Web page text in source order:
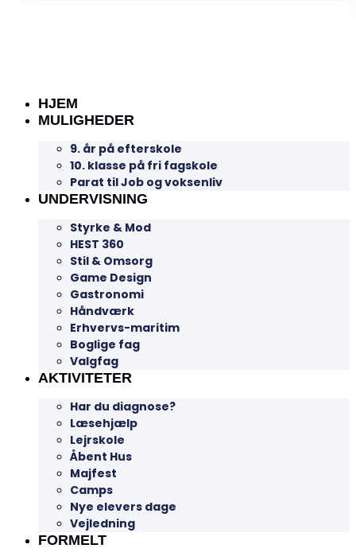
HJEM
MULIGHEDER
9. år på efterskole
10. klasse på fri fagskole
Parat til Job og voksenliv
UNDERVISNING
Styrke & Mod
HEST 360
Stil & Omsorg
Game Design
Gastronomi
Håndværk
Erhvervs-maritim
Boglige fag
Valgfag
AKTIVITETER
Har du diagnose?
Læsehjælp
Lejrskole
Åbent Hus
Majfest
Camps
Nye elevers dage
Vejledning
FORMELT